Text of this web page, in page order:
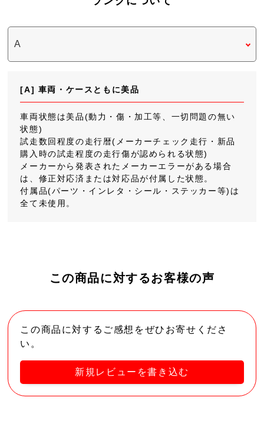
[A] 車両・ケースともに美品
車両状態は美品(動力・傷・加工等、一切問題の無い
状態)
試走数回程度の走行暦(メーカーチェック走行・新品
購入時の試走程度の走行傷が認められる状態)
メーカーから発表されたメーカーエラーがある場合
は、修正対応済または対応品が付属した状態。
付属品(パーツ・インレタ・シール・ステッカー等)は
全て未使用。
この商品に対するお客様の声
この商品に対するご感想をぜひお寄せくださ
い。
新規レビューを書き込む